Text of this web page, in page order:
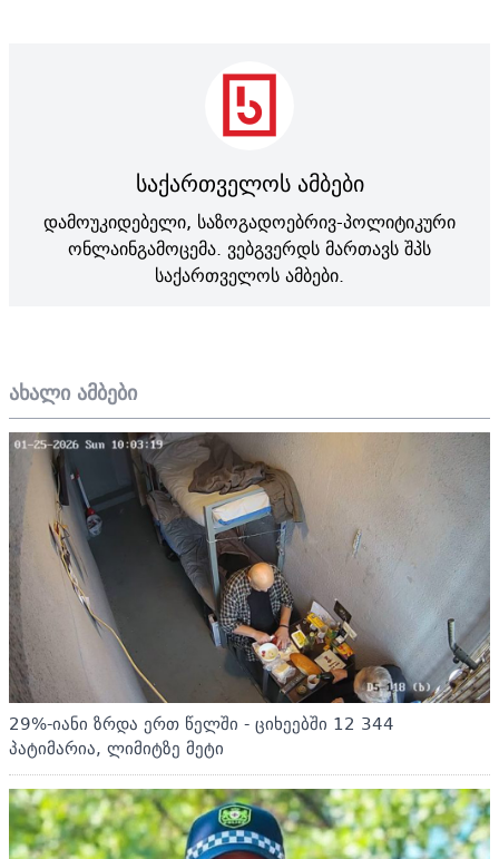
ახალი ამბები
29%-იანი ზრდა ერთ წელში - ციხეებში 12 344
პატიმარია, ლიმიტზე მეტი
საქართველოს ამბები
დამოუკიდებელი, საზოგადოებრივ-პოლიტიკური
ონლაინგამოცემა. ვებგვერდს მართავს შპს
საქართველოს ამბები.